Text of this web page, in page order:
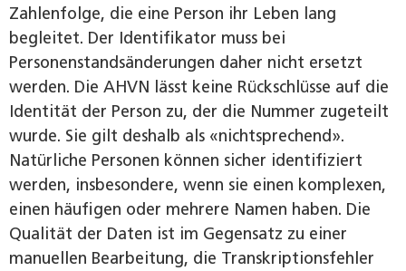
Zahlenfolge, die eine Person ihr Leben lang
begleitet. Der Identifikator muss bei
Personenstandsänderungen daher nicht ersetzt
werden. Die AHVN lässt keine Rückschlüsse auf die
Identität der Person zu, der die Nummer zugeteilt
wurde. Sie gilt deshalb als «nichtsprechend».
Natürliche Personen können sicher identifiziert
werden, insbesondere, wenn sie einen komplexen,
einen häufigen oder mehrere Namen haben. Die
Qualität der Daten ist im Gegensatz zu einer
manuellen Bearbeitung, die Transkriptionsfehler